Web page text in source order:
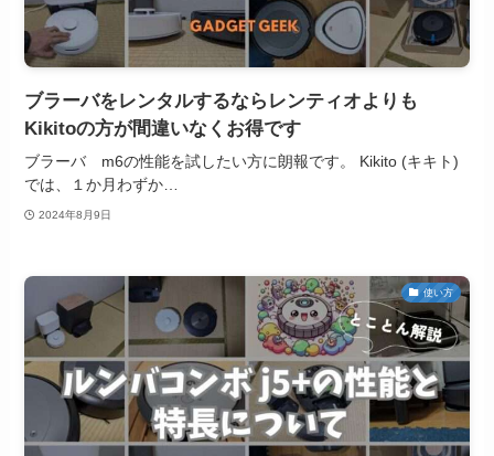
ブラーバをレンタルするならレンティオよりも
Kikitoの方が間違いなくお得です
ブラーバ m6の性能を試したい方に朗報です。 Kikito (キキト)
では、１か月わずか…
2024年8月9日
使い方